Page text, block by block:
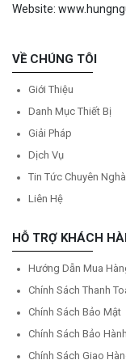
Website:
VỀ CHÚNG TÔI
Giới Thiệu
Danh Mục Thiết Bị
Giải Pháp
Dịch Vụ
Tin Tức Chuyên
Liên Hệ
HỖ TRỢ KHÁCH
Hướng Dẫn Mua
Chính Sách Thanh
Chính Sách Bảo Mật
Chính Sách Bảo Hành
Chính Sách Giao